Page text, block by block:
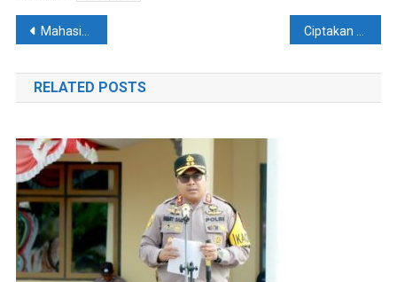
Navigasi
pos
Mahasiswa Poltekes Dan Mandala Waluya Laksanakan KKN Di Kecamatan Lainea. Ini Pesan Kapolsek Watuneeto Ciptakan Kamtibmas Kondusif Jelang Ramadhan 1447 H, Kapolsek Basala Patroli Dialogis. Call Centre 110 Juga Disosialisasikan
RELATED POSTS